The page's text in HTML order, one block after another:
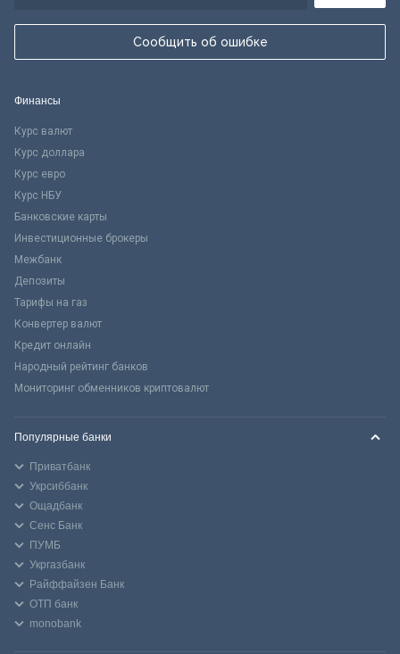
Сообщить об ошибке
Финансы
Курс валют
Курс доллара
Курс евро
Курс НБУ
Банковские карты
Инвестиционные брокеры
Межбанк
Депозиты
Тарифы на газ
Конвертер валют
Кредит онлайн
Народный рейтинг банков
Мониторинг обменников криптовалют
Популярные банки
Приватбанк
Укрсиббанк
Ощадбанк
Сенс Банк
ПУМБ
Укргазбанк
Райффайзен Банк
ОТП банк
monobank